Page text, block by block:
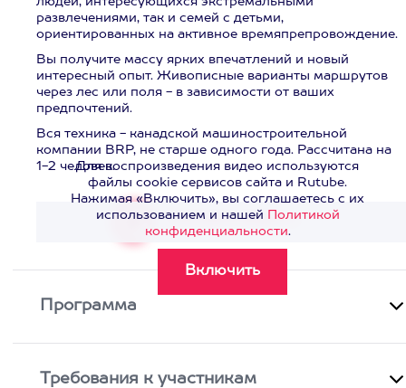
развлечениями, так и семей с детьми,
ориентированных на активное времяпрепровождение.
Вы получите массу ярких впечатлений и новый
интересный опыт. Живописные варианты маршрутов
через лес или поля - в зависимости от ваших
предпочтений.
Вся техника - канадской машиностроительной
компании BRP, не старше одного года. Рассчитана на
1-2 человек.
Смотреть видео>
Для воспроизведения видео используются
файлы cookie сервисов сайта и Rutube.
Нажимая «Включить», вы соглашаетесь с их
использованием и нашей Политикой
конфиденциальности.
Программа
Требования к участникам